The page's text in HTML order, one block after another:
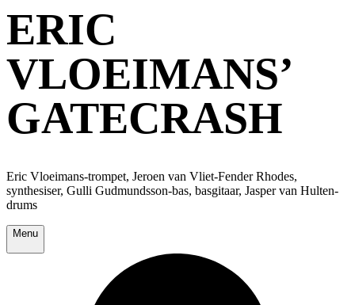
ERIC
VLOEIMANS’
GATECRASH
Eric Vloeimans-trompet, Jeroen van Vliet-Fender Rhodes,
synthesiser, Gulli Gudmundsson-bas, basgitaar, Jasper van Hulten-
drums
Menu